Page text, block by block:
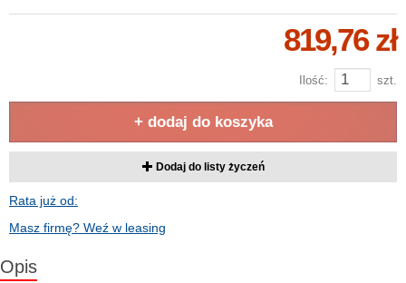
819,76 zł
Ilość: szt.
+ dodaj do koszyka
Dodaj do listy życzeń
Rata już od:
Masz firmę? Weź w leasing
Opis